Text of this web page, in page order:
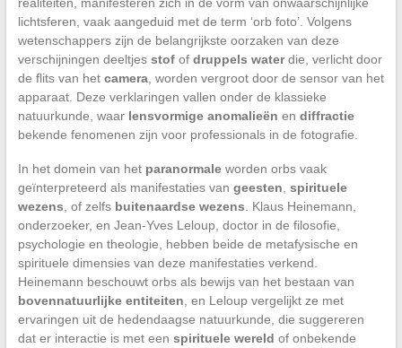
lichtsferen, vaak aangeduid met de term ‘orb foto’. Volgens
wetenschappers zijn de belangrijkste oorzaken van deze
verschijningen deeltjes stofof druppels waterdie, verlicht door
de flits van het camera, worden vergroot door de sensor van het
apparaat. Deze verklaringen vallen onder de klassieke
natuurkunde, waar lensvormige anomalieën en diffractie
bekende fenomenen zijn voor professionals in de fotografie.
In het domein van het paranormaleworden orbs vaak
geïnterpreteerd als manifestaties van geesten spirituele
wezens , of zelfs buitenaardse wezens . Klaus Heinemann,
onderzoeker, en Jean-Yves Leloup, doctor in de filosofie,
psychologie en theologie, hebben beide de metafysische en
spirituele dimensies van deze manifestaties verkend.
Heinemann beschouwt orbs als bewijs van het bestaan van
bovennatuurlijke entiteiten , en Leloup vergelijkt ze met
ervaringen uit de hedendaagse natuurkunde, die suggereren
dat er interactie is met een spirituele wereld of onbekende